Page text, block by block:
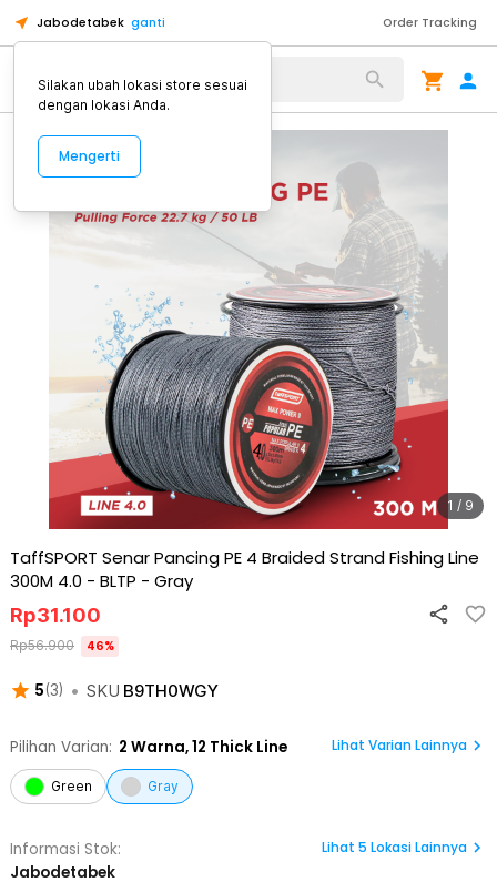
Jabodetabek ganti Order Tracking
Alat Kopi
1 / 9
TaffSPORT Senar Pancing PE 4 Braided Strand Fishing Line
300M 4.0 - BLTP - Gray
5(3) • SKU B9TH0WGY
Rp31.100
Rp56.900 46%
Pilihan Varian: 2 Warna,12 Thick Line Lihat Varian Lainnya
Green Gray
Informasi Stok:
Jabodetabek
Lihat 5 Lokasi Lainnya
Silakan ubah lokasi store sesuai
dengan lokasi Anda.
Mengerti